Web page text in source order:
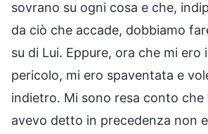
sovrano su ogni cosa e che,
da ciò che accade, dobbiamo
su di Lui. Eppure, ora che mi ero
pericolo, mi ero spaventata e
indietro. Mi sono resa conto
avevo detto in precedenza non